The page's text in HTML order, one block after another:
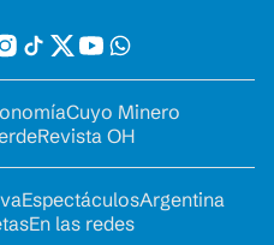
Cuyo Minero
Revista OH
EspectáculosArgentina
En las redes